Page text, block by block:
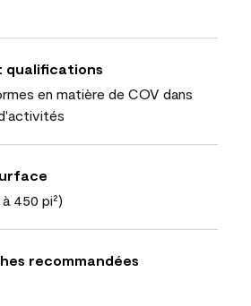
qualifications
en matière de COV dans
450 pi²)
recommandées